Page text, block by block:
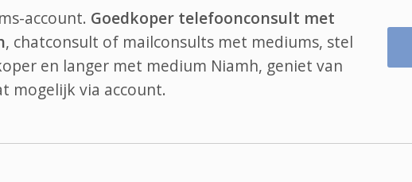
account. Goedkoper telefoonconsult met
, chatconsult of mailconsults met mediums, stel
en langer met medium Niamh, geniet van
mogelijk via account.